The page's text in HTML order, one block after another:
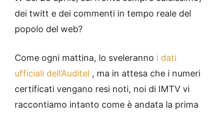
dei twitt e dei commenti in tempo reale del
popolo del web?
Come ogni mattina, lo sveleranno i dati
ufficiali dell’Auditel , ma in attesa che i numeri
certificati vengano resi noti, noi di IMTV vi
raccontiamo intanto come è andata la prima